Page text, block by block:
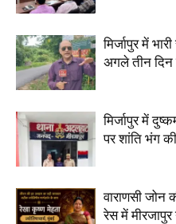
मिर्जापुर में
अगले तीन दिन
मिर्जापुर में
पर शांति भंग की
वाराणसी जोन
रेस में मीरजापुर